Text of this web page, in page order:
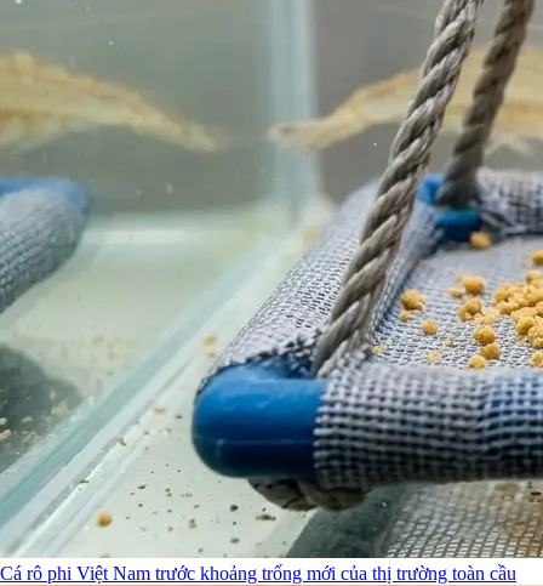
Cá rô phi Việt Nam trước khoảng trống mới của thị trường toàn cầu